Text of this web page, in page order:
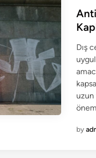
t
e
i
n
Dış
by